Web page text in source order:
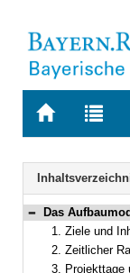
Zur
Zur
Bereich
Das Aufbaumodul zur beruflichen
1. Ziele und
2. Zeitlicher
3. Projekttage